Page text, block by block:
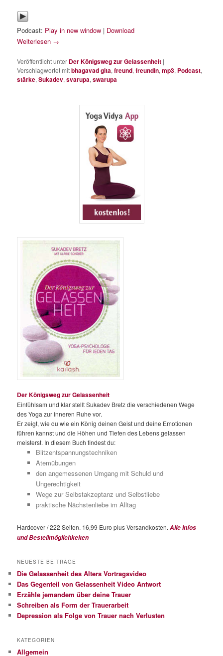
Podcast: Play in new window | Download
Weiterlesen →
Veröffentlicht unter Der Königsweg zur Gelassenheit |
Verschlagwortet mitbhagavad gita,freund,freundin,mp3, Podcast,
stärke,Sukadev,svarupa,swarupa
Der Königsweg zur Gelassenheit
Einfühlsam und klar stellt Sukadev Bretz die verschiedenen Wege
des Yoga zur inneren Ruhe vor.
Er zeigt, wie du wie ein König deinen Geist und deine Emotionen
führen kannst und die Höhen und Tiefen des Lebens gelassen
meisterst. In diesem Buch findest du:
Blitzentspannungstechniken
Atemübungen
den angemessenen Umgang mit Schuld und
Ungerechtigkeit
Wege zur Selbstakzeptanz und Selbstliebe
praktische Nächstenliebe im Alltag
Hardcover / 222 Seiten. 16,99 Euro plus Versandkosten.Alle Infos
und Bestellmöglichkeiten
NEUESTE BEITRÄGE
Die Gelassenheit des Alters Vortragsvideo
Das Gegenteil von Gelassenheit Video Antwort
Erzähle jemandem über deine Trauer
Schreiben als Form der Trauerarbeit
Depression als Folge von Trauer nach Verlusten
KATEGORIEN
Allgemein